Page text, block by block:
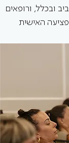
ובכלל, ורופאים
האישית